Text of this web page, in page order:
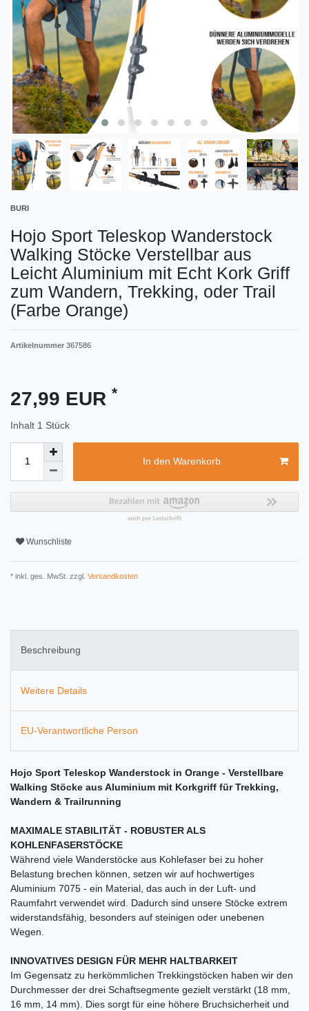
BURI
Hojo Sport Teleskop Wanderstock
Walking Stöcke Verstellbar aus
Leicht Aluminium mit Echt Kork Griff
zum Wandern, Trekking, oder Trail
(Farbe Orange)
Artikelnummer 367586
27,99 EUR *
Inhalt 1 Stück
In den Warenkorb
Wunschliste
* inkl. ges. MwSt. zzgl. Versandkosten
Beschreibung
Weitere Details
EU-Verantwortliche Person
Hojo Sport Teleskop Wanderstock in Orange - Verstellbare
Walking Stöcke aus Aluminium mit Korkgriff für Trekking,
Wandern & Trailrunning
MAXIMALE STABILITÄT - ROBUSTER ALS
KOHLENFASERSTÖCKE
Während viele Wanderstöcke aus Kohlefaser bei zu hoher
Belastung brechen können, setzen wir auf hochwertiges
Aluminium 7075 - ein Material, das auch in der Luft- und
Raumfahrt verwendet wird. Dadurch sind unsere Stöcke extrem
widerstandsfähig, besonders auf steinigen oder unebenen
Wegen.
INNOVATIVES DESIGN FÜR MEHR HALTBARKEIT
Im Gegensatz zu herkömmlichen Trekkingstöcken haben wir den
Durchmesser der drei Schaftsegmente gezielt verstärkt (18 mm,
16 mm, 14 mm). Dies sorgt für eine höhere Bruchsicherheit und